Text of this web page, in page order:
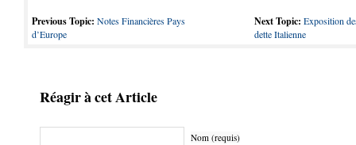
Previous Topic: Notes Financières Pays
d’Europe
Next Topic: Exposition
dette Italienne
Réagir à cet Article
Nom (requis)